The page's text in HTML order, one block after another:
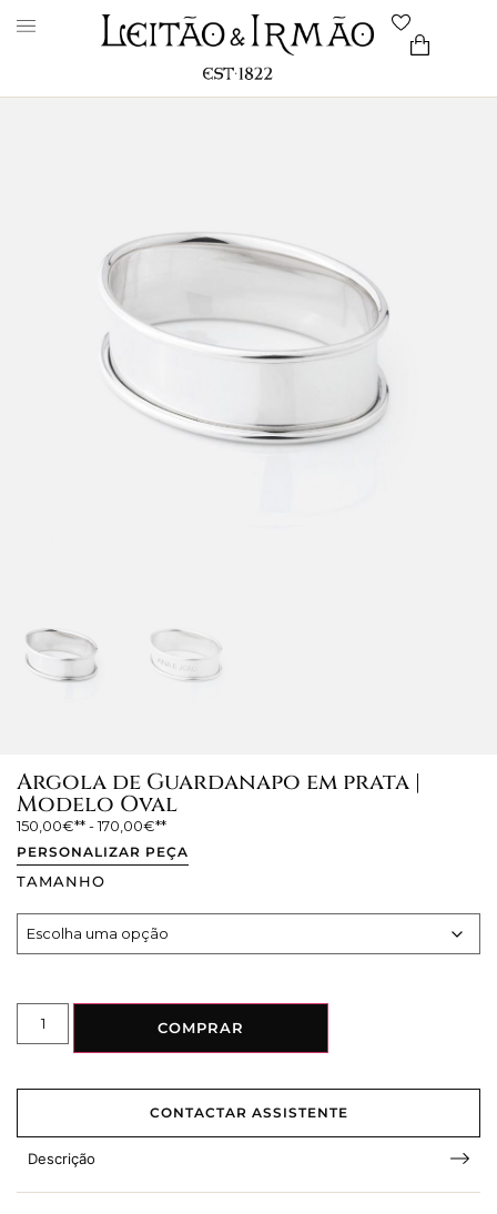
Argola de Guardanapo em prata |
Modelo Oval
150,00€ -170,00€
PERSONALIZAR PEÇA
TAMANHO
COMPRAR
CONTACTAR ASSISTENTE
Descrição